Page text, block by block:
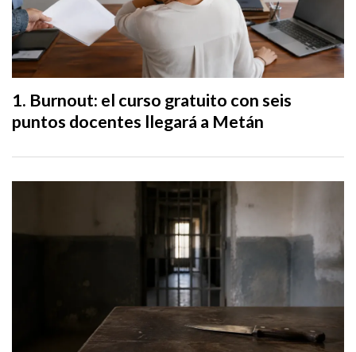
Burnout: el curso gratuito con seis
puntos docentes llegará a Metán